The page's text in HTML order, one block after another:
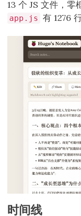
13 个 JS 文件，零
app.js 有 1276 行
时间线